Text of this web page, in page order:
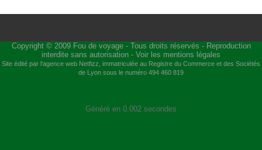
Copyright © 2009 Fou de voyage- Tous droits réservés - Reproduction
interdite sans autorisation - Voir les mentions légales
Site édité par l'agence web Netfizz , immatriculée au Registre du Commerce et des Sociétés
de Lyon sous le numéro 494 460 819
Généré en 0,002 secondes